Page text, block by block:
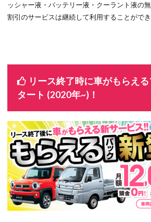
ッシャー液・バッテリー液・クーラント液の
割引のサービスは継続して利用することができ
リース終了時に車がもらえ
タート (2020年~)！